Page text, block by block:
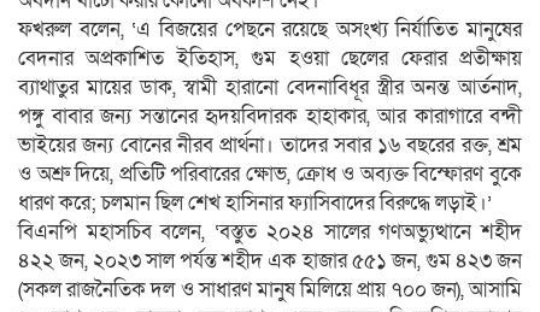
ফখরুল বলেন, ‘এ বিজয়ের পেছনে রয়েছে অসংখ্য নির্যাতিত মানুষের
বেদনার অপ্রকাশিত ইতিহাস, গুম হওয়া ছেলের ফেরার প্রতীক্ষায়
ব্যাথাতুর মায়ের ডাক, স্বামী হারানো বেদনাবিধূর স্ত্রীর অনন্ত আর্তনাদ,
পঙ্গু বাবার জন্য সন্তানের হৃদয়বিদারক হাহাকার, আর কারাগারে বন্দী
ভাইয়ের জন্য বোনের নীরব প্রার্থনা। তাদের সবার ১৬ বছরের রক্ত, শ্রম
ও অশ্রু দিয়ে, প্রতিটি পরিবারের ক্ষোভ, ক্রোধ ও অব্যক্ত বিস্ফোরণ বুকে
ধারণ করে; চলমান ছিল শেখ হাসিনার ফ্যাসিবাদের বিরুদ্ধে লড়াই।’
বিএনপি মহাসচিব বলেন, ‘বস্তুত ২০২৪ সালের গণঅভ্যুত্থানে শহীদ
৪২২ জন, ২০২৩ সাল পর্যন্ত শহীদ এক হাজার ৫৫১ জন, গুম ৪২৩ জন
(সকল রাজনৈতিক দল ও সাধারণ মানুষ মিলিয়ে প্রায় ৭০০ জন), আসামি